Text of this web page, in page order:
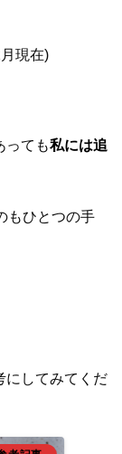
現在)
っても私には追
もひとつの手
にしてみてくだ